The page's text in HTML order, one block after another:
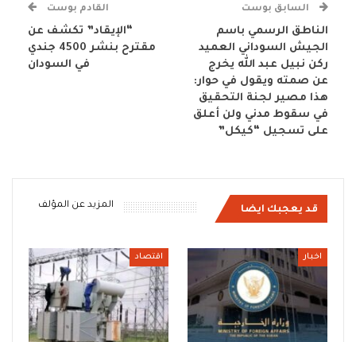
السابق بوست
الناطق الرسمي باسم
الجيش السوداني العميد
ركن نبيل عبد الله يخرج
عن صمته ويقول في حوار:
هذا مصير لجنة التحقيق
في سقوط مدني ولن أعلق
على تسجيل “كيكل”
القادم بوست
“الإيقاد” تكشف عن
مقترح بنشر 4500 جندي
في السودان
قد يعجبك ايضا المزيد عن المؤلف
اخبار اقتصاد